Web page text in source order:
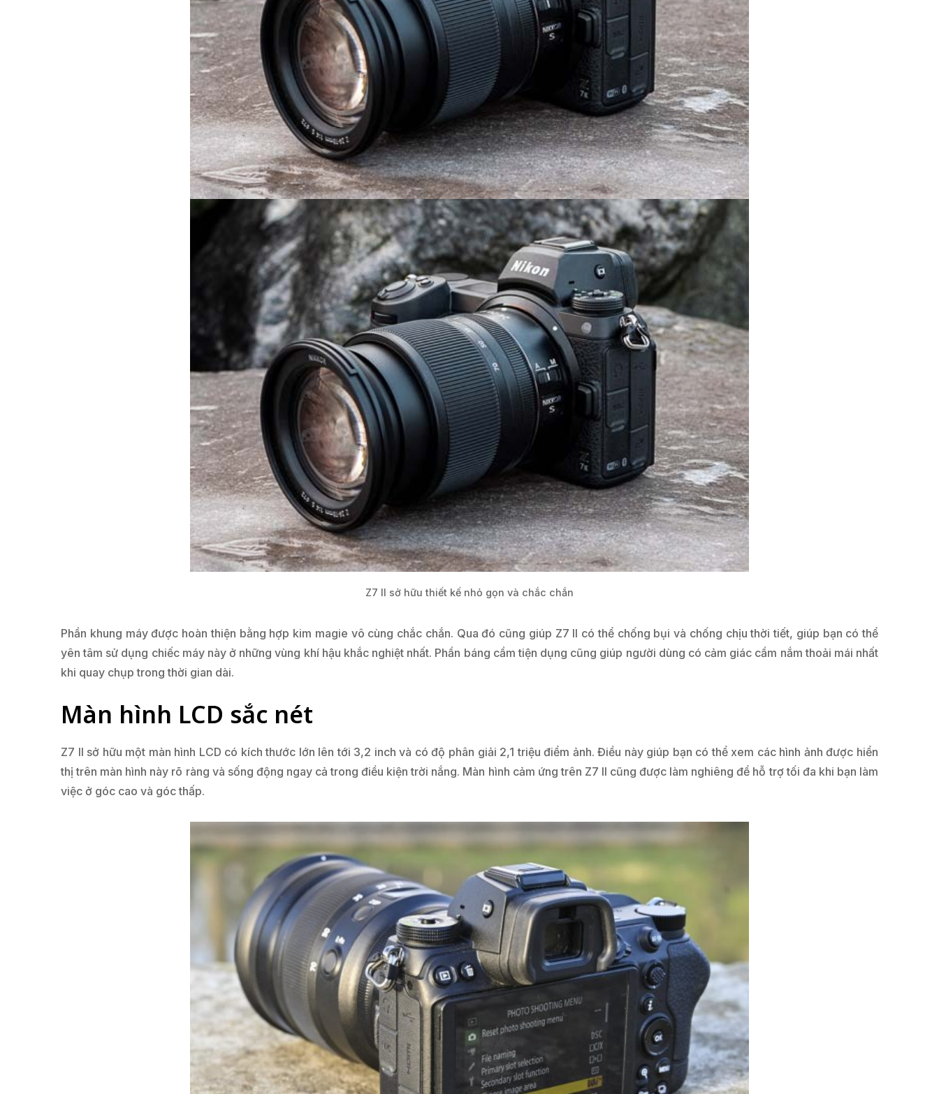
Z7 II sở hữu thiết kế nhỏ gọn và chắc chắn
Phần khung máy được hoàn thiện bằng hợp kim magie vô cùng chắc chắn. Qua đó cũng giúp Z7 II có thể chống bụi và chống chịu thời tiết, giúp bạn có thể
yên tâm sử dụng chiếc máy này ở những vùng khí hậu khắc nghiệt nhất. Phần báng cầm tiện dụng cũng giúp người dùng có cảm giác cầm nắm thoải mái nhất
khi quay chụp trong thời gian dài.
Màn hình LCD sắc nét
Z7 II sở hữu một màn hình LCD có kích thước lớn lên tới 3,2 inch và có độ phân giải 2,1 triệu điểm ảnh. Điều này giúp bạn có thể xem các hình ảnh được hiển
thị trên màn hình này rõ ràng và sống động ngay cả trong điều kiện trời nắng. Màn hình cảm ứng trên Z7 II cũng được làm nghiêng để hỗ trợ tối đa khi bạn làm
việc ở góc cao và góc thấp.